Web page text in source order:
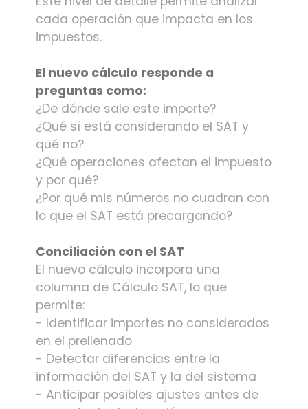
cada operación que impacta en los
impuestos.
El nuevo cálculo responde a
preguntas como:
¿De dónde sale este importe?
¿Qué sí está considerando el SAT y
qué no?
¿Qué operaciones afectan el impuesto
y por qué?
¿Por qué mis números no cuadran con
lo que el SAT está precargando?
Conciliación con el SAT
El nuevo cálculo incorpora una
columna de Cálculo SAT, lo que
permite:
- Identificar importes no considerados
en el prellenado
- Detectar diferencias entre la
información del SAT y la del sistema
- Anticipar posibles ajustes antes de